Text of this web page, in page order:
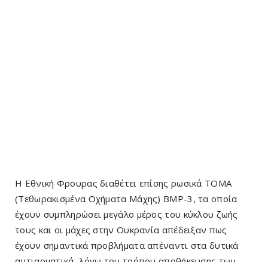
Η Εθνική Φρουρας διαθέτει επίσης ρωσικά ΤΟΜΑ
(Τεθωρακισμένα Οχήματα Μάχης) BMP-3, τα οποία
έχουν συμπληρώσει μεγάλο μέρος του κύκλου ζωής
τους και οι μάχες στην Ουκρανία απέδειξαν πως
έχουν σημαντικά προβλήματα απέναντι στα δυτικά